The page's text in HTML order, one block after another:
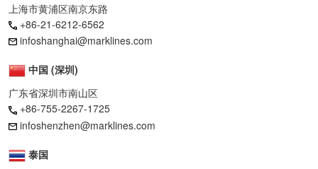
上海市黄浦区南京东路
+86-21-6212-6562
infoshanghai@marklines.com
中国 (深圳)
广东省深圳市南山区
+86-755-2267-1725
infoshenzhen@marklines.com
泰国